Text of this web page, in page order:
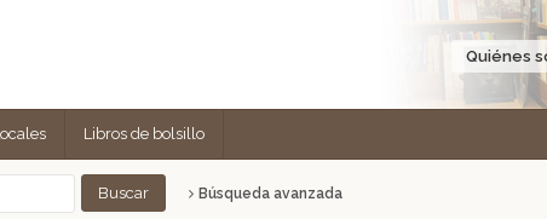
Quiénes
Libros de bolsillo
Búsqueda avanzada